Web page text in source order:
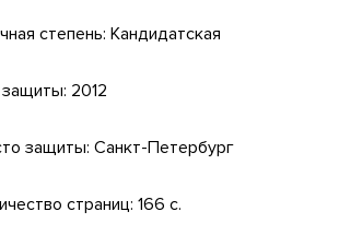
степень: Кандидатская
2012
защиты: Санкт-Петербург
страниц: 166 с.